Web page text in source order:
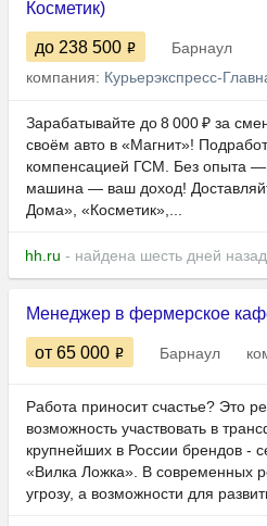
Косметик)
до 238 500
Барнаул
компания: Курьерэкспресс-
Зарабатывайте до 8 000 ₽ за
своём авто в «Магнит»!
компенсацией ГСМ. Без опыта
машина — ваш доход!
Дома», «Косметик»,...
hh.ru - найдена шесть дней назад
Менеджер в фермерское
от 65 000 Барнаул
Работа приносит счастье? Это
возможность участвовать в
крупнейших в России брендов -
«Вилка Ложка». В современных
угрозу, а возможности для